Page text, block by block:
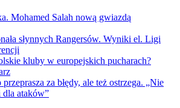
Mohamed Salah nową gwiazdą
słynnych Rangersów. Wyniki el. Ligi
kluby w europejskich pucharach?
za błędy, ale też ostrzega. „Nie
dla ataków”